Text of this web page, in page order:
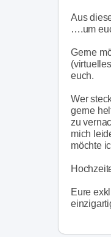
Aus
….um
Gerne
euch.
Wer
gerne
zu
mich
möchte
Eure